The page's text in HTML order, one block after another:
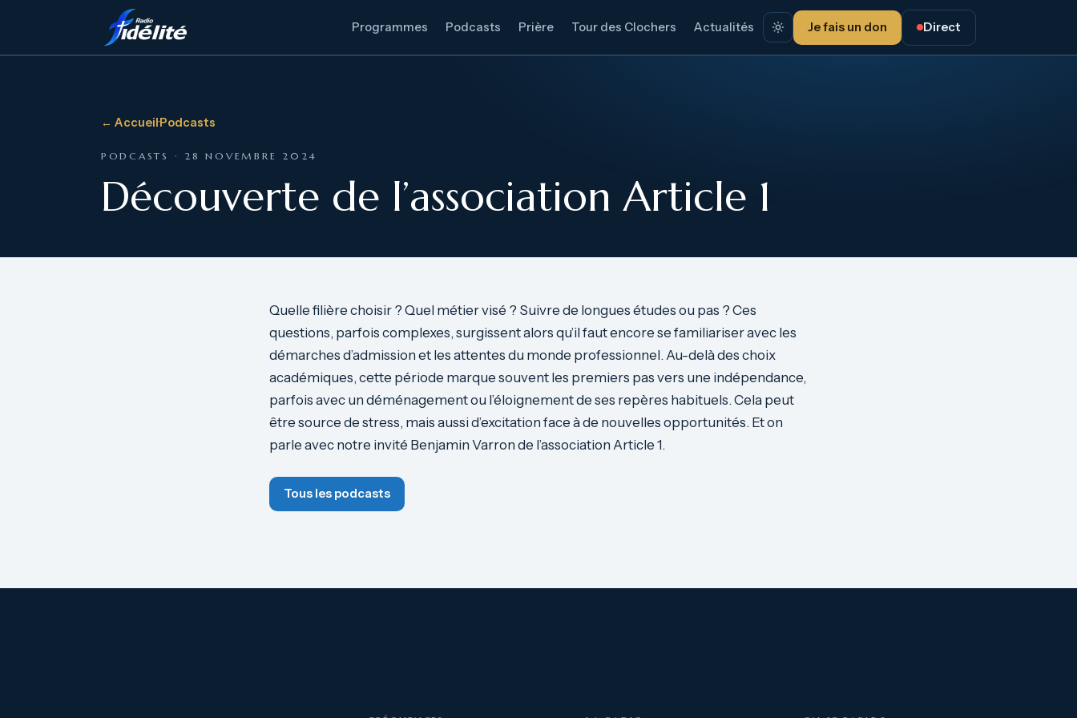
Programmes Podcasts Prière Tour des Clochers Actualités Je fais un don Direct
← Accueil·Podcasts
PODCASTS · 28 NOVEMBRE 2024
Découverte de l’association Article 1
Quelle filière choisir ? Quel métier visé ? Suivre de longues études ou pas ? Ces
questions, parfois complexes, surgissent alors qu’il faut encore se familiariser avec les
démarches d’admission et les attentes du monde professionnel. Au-delà des choix
académiques, cette période marque souvent les premiers pas vers une indépendance,
parfois avec un déménagement ou l’éloignement de ses repères habituels. Cela peut
être source de stress, mais aussi d’excitation face à de nouvelles opportunités. Et on
parle avec notre invité Benjamin Varron de l’association Article 1.
Tous les podcasts